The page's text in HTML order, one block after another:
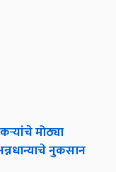
मोठ्या
नुकसान